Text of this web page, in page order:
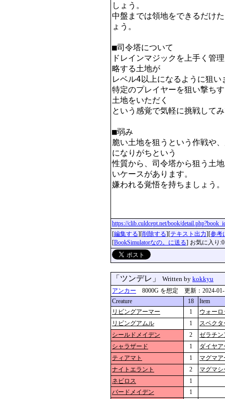
しょう。
中盤までは領地をできるだけ
ょう。
■司令塔について
ドレインマジックを上手く管
略する土地が
レベル4以上になるように狙い
特定のプレイヤーを狙い撃ち
土地をいただく
という感覚で気軽に挑戦して
■弱み
脆い土地を狙うという作戦や
になりがちという
性質から、司令塔から狙う土
いケースがあります。
嫌われる覚悟を持ちましょう。
https://clib.culdcept.net/book/
[編集する][削除する][テキスト出力][参考
[BookSimulatorなの。に送る] お気に入り:0
「ツンデレ」 Written by kokkyu
アンカー 8000G を想定 更新：2024-01-
Creature
18
Item
リビングアーマー
1
ウォー
リビングアムル
1
スペク
シールドメイデン
2
ゼラチン
シャラザード
1
ダイヤ
ティアマト
1
マグマ
ナイトエラント
2
マグマ
ネビロス
1
バードメイデン
1